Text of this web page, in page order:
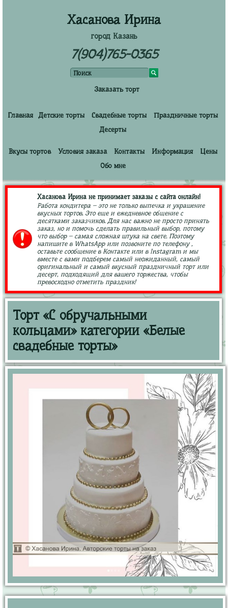
Хасанова Ирина
город Казань
7(904)765-0365
Заказать торт
Главная Детские торты Свадебные торты
Праздничные торты
Десерты
Вкусы тортов Условия заказа Контакты Информация
Цены
Обо мне
Хасанова Ирина не принимает заказы с сайта онлайн!
Работа кондитера – это не только выпечка и украшение
вкусных тортов. Это еще и ежедневное общение с
десятками заказчиков. Для нас важно не просто принять
заказ, но и помочь сделать правильный выбор, потому
что выбор – самая сложная штука на свете. Поэтому
напишите в WhatsApp или позвоните по телефону ,
оставьте сообщение в Контакте или в Instagram и мы
вместе с вами подберем самый неожиданный, самый
оригинальный и самый вкусный праздничный торт или
десерт, подходящий для вашего торжества, чтобы
превосходно отметить праздник!
Торт «С обручальными
кольцами» категории «Белые
свадебные торты»